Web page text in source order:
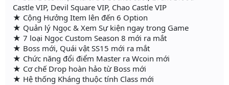
Castle VIP, Devil Square VIP, Chao Castle VIP
★ Cộng Hưởng Item lên đến 6 Option
★ Quản lý Ngọc & Xem Sự kiện ngay trong Game
★ 7 loại Ngọc Custom Season 8 mới ra mắt
★ Boss mới, Quái vật SS15 mới ra mắt
★ Chức năng đổi điểm Master ra Wcoin mới
★ Cơ chế Drop hoàn hảo từ Boss mới
★ Hệ thống Kháng thuộc tính Class mới